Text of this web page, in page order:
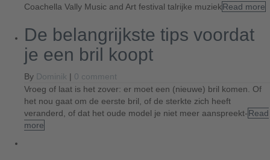
Coachella Vally Music and Art festival talrijke muziekRead more
De belangrijkste tips voordat
je een bril koopt
By Dominik | 0 comment
Vroeg of laat is het zover: er moet een (nieuwe) bril komen. Of
het nou gaat om de eerste bril, of de sterkte zich heeft
veranderd, of dat het oude model je niet meer aanspreekt-Read
more